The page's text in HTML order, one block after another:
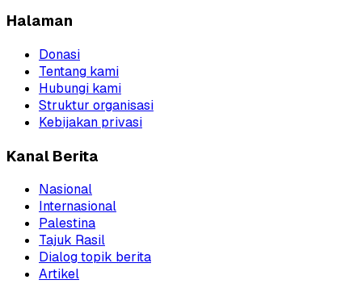
Halaman
Donasi
Tentang kami
Hubungi kami
Struktur organisasi
Kebijakan privasi
Kanal Berita
Nasional
Internasional
Palestina
Tajuk Rasil
Dialog topik berita
Artikel